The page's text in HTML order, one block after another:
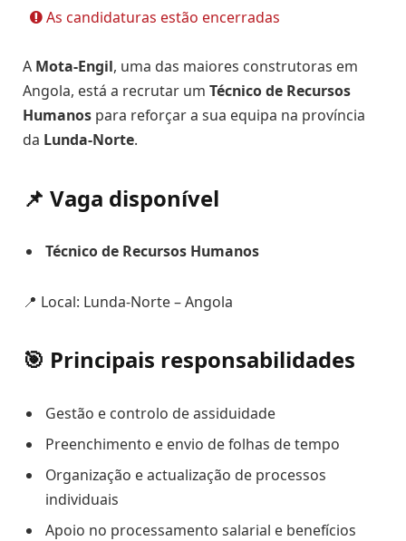
As candidaturas estão encerradas
A Mota-Engil, uma das maiores construtoras em
Angola, está a recrutar um Técnico de Recursos
Humanos para reforçar a sua equipa na província
da Lunda-Norte.
📌 Vaga disponível
Técnico de Recursos Humanos
📍 Local: Lunda-Norte – Angola
🎯 Principais responsabilidades
Gestão e controlo de assiduidade
Preenchimento e envio de folhas de tempo
Organização e actualização de processos
individuais
Apoio no processamento salarial e benefícios